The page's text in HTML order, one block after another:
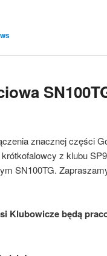
znacznej części
z klubu
SN100TG.
Klubowicze będą